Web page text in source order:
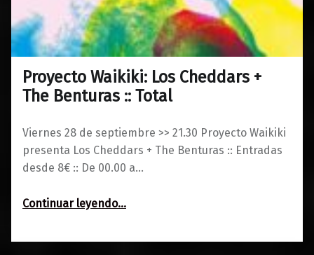
Proyecto Waikiki: Los Cheddars +
The Benturas :: Total
Viernes 28 de septiembre >> 21.30 Proyecto Waikiki
presenta Los Cheddars + The Benturas :: Entradas
desde 8€ :: De 00.00 a…
Continuar leyendo“Proyecto Waikiki: Los Cheddars + The Benturas :: Total”
…
25/09/2018
0
Maravillas